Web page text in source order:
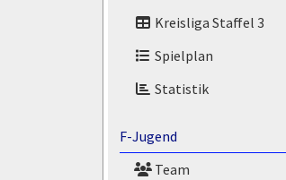
Kreisliga Staffel 3
Spielplan
Statistik
F-Jugend
Team